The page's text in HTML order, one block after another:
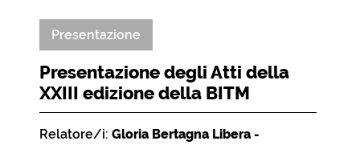
Presentazione
Presentazione degli Atti della
XXIII edizione della BITM
Relatore/i: Gloria Bertagna Libera -